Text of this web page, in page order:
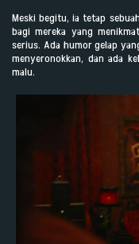
Meski begitu, ia tetap
bagi mereka yang
serius. Ada humor gelap
menyeronokkan, dan ada
malu.